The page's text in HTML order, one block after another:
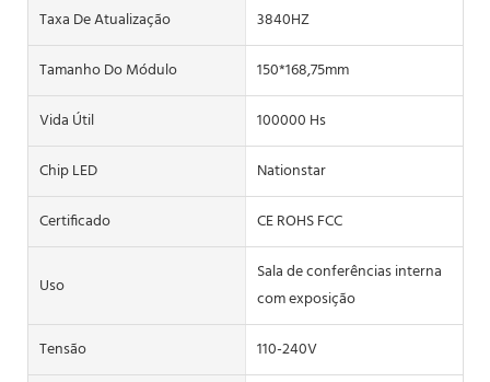
Taxa De Atualização
3840HZ
Tamanho Do Módulo
150*168,75mm
Vida Útil
100000 Hs
Chip LED
Nationstar
Certificado
CE ROHS FCC
Uso
Sala de conferências interna
com exposição
Tensão
110-240V